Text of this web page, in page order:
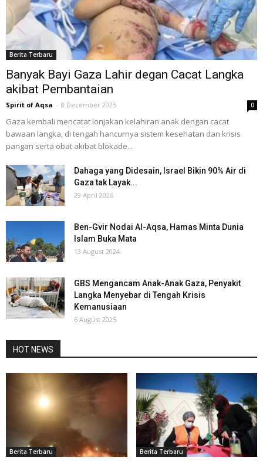
Berita Terbaru
Banyak Bayi Gaza Lahir degan Cacat Langka
akibat Pembantaian
Spirit of Aqsa - 8 December 2025 0
Gaza kembali mencatat lonjakan kelahiran anak dengan cacat
bawaan langka, di tengah hancurnya sistem kesehatan dan krisis
pangan serta obat akibat blokade...
Dahaga yang Didesain, Israel Bikin 90% Air di
Gaza tak Layak...
29 April 2026
Ben-Gvir Nodai Al-Aqsa, Hamas Minta Dunia
Islam Buka Mata
13 August 2024
GBS Mengancam Anak-Anak Gaza, Penyakit
Langka Menyebar di Tengah Krisis
Kemanusiaan
6 August 2025
HOT NEWS
Berita Terbaru Berita Terbaru